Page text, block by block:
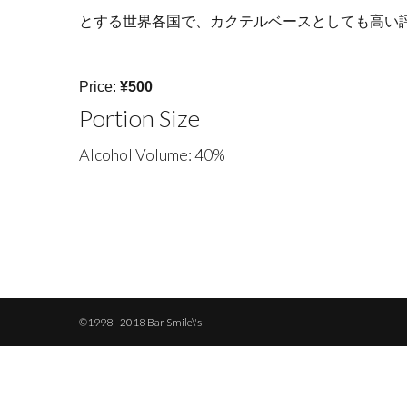
とする世界各国で、カクテルベースとしても高い
Price: ¥500
Portion Size
Alcohol Volume: 40%
©1998 - 2018 Bar Smile\'s